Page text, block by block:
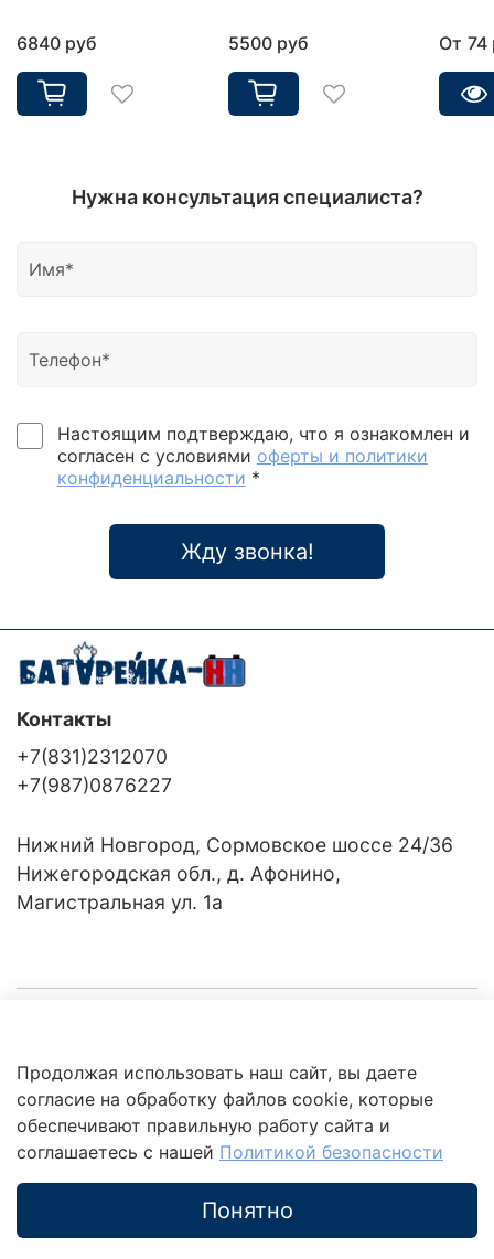
6840 руб 5500 руб От 74
Нужна консультация специалиста?
Настоящим подтверждаю, что я ознакомлен и
согласен с условиями оферты и политики
конфиденциальности *
Жду звонка!
Клиентам
Это интересно
Контакты
+7(831)2312070
+7(987)0876227
Нижний Новгород, Сормовское шоссе 24/36
Нижегородская обл., д. Афонино,
Магистральная ул. 1а
Продолжая использовать наш сайт, вы даете
согласие на обработку файлов cookie, которые
обеспечивают правильную работу сайта и
соглашаетесь с нашей Политикой безопасности
Понятно
обработки